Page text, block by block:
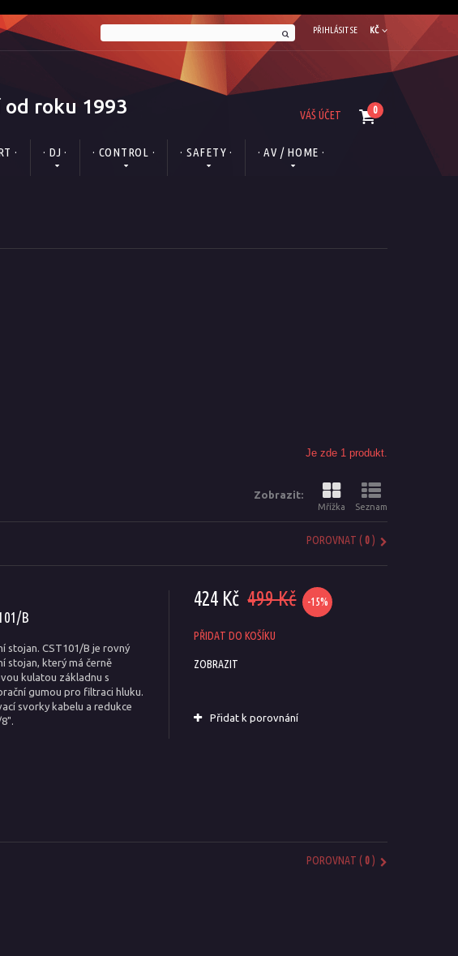
KČ
PŘIHLÁSIT SE
od roku 1993 0
VÁŠ ÚČET
· · DJ · · CONTROL · · SAFETY · · AV / HOME ·
Je zde 1 produkt.
Zobrazit:
Mřížka Seznam
POROVNAT (0)
B
stojan. CST101/B je rovný
stojan, který má černě
kulatou základnu s
gumou pro filtraci hluku.
svorky kabelu a redukce
424 Kč 499 Kč -15%
PŘIDAT DO KOŠÍKU
ZOBRAZIT
Přidat k porovnání
POROVNAT (0)